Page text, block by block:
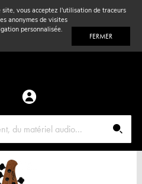
vous acceptez l'utilisation de traceurs
anonymes de visites
personnalisée.
FERMER